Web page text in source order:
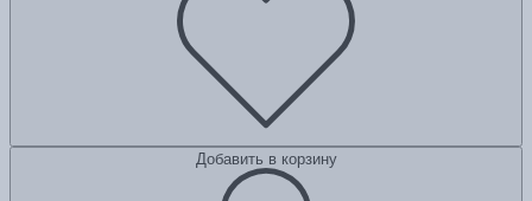
Добавить в корзину